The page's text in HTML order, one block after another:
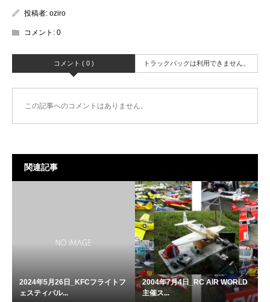
投稿者: oziro
コメント: 0
コメント ( 0 ) トラックバックは利用できません。
この記事へのコメントはありません。
関連記事
2024年5月26日_KFCフライトフ
ェスティバル...
2004年7月4日_RC AIR WORLD
主催ス...